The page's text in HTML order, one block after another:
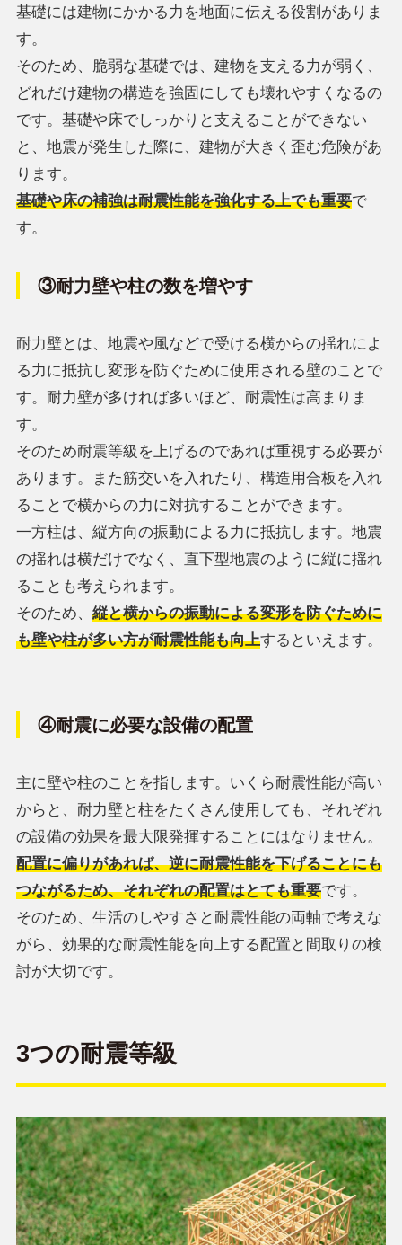
基礎には建物にかかる力を地面に伝える役割がありま
す。
そのため、脆弱な基礎では、建物を支える力が弱く、
どれだけ建物の構造を強固にしても壊れやすくなるの
です。基礎や床でしっかりと支えることができない
と、地震が発生した際に、建物が大きく歪む危険があ
ります。
基礎や床の補強は耐震性能を強化する上でも重要で
す。
③耐力壁や柱の数を増やす
耐力壁とは、地震や風などで受ける横からの揺れによ
る力に抵抗し変形を防ぐために使用される壁のことで
す。耐力壁が多ければ多いほど、耐震性は高まりま
す。
そのため耐震等級を上げるのであれば重視する必要が
あります。また筋交いを入れたり、構造用合板を入れ
ることで横からの力に対抗することができます。
一方柱は、縦方向の振動による力に抵抗します。地震
の揺れは横だけでなく、直下型地震のように縦に揺れ
ることも考えられます。
そのため、 縦と横からの振動による変形を防ぐために
も壁や柱が多い方が耐震性能も向上するといえます。
④耐震に必要な設備の配置
主に壁や柱のことを指します。いくら耐震性能が高い
からと、耐力壁と柱をたくさん使用しても、それぞれ
の設備の効果を最大限発揮することにはなりません。
配置に偏りがあれば、逆に耐震性能を下げることにも
つながるため、それぞれの配置はとても重要です。
そのため、生活のしやすさと耐震性能の両軸で考えな
がら、効果的な耐震性能を向上する配置と間取りの検
討が大切です。
3つの耐震等級